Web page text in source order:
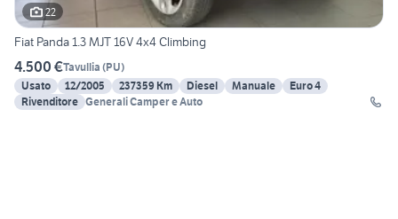
22
Fiat Panda 1.3 MJT 16V 4x4 Climbing
4.500 €Tavullia (PU)
Usato
12/2005 237359 Km Diesel Manuale
Euro 4
Rivenditore Generali Camper e Auto